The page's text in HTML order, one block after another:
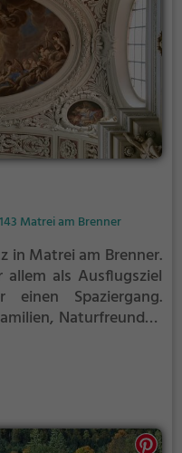
Matrei am Brenner
in Matrei am Brenner.
als Ausflugsziel
Spaziergang.
Naturfreunden
vergangenen Zeiten
in die Geschichte.